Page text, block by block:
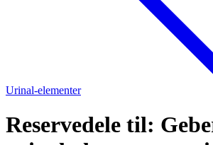
Urinal-elementer
Reservedele til: